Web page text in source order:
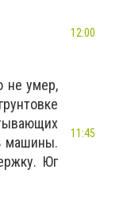
не умер,
машины.
Юг
12:00
11:45